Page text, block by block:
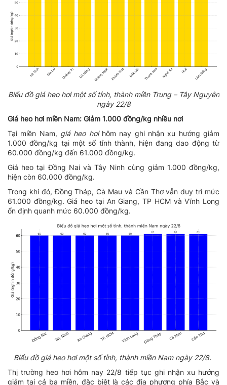
Biểu đồ giá heo hơi một số tỉnh, thành miền Trung – Tây Nguyên
ngày 22/8
Giá heo hơi miền Nam: Giảm 1.000 đồng/kg nhiều nơi
Tại miền Nam, giá heo hơihôm nay ghi nhận xu hướng giảm
1.000 đồng/kg tại một số tỉnh thành, hiện đang dao động từ
60.000 đồng/kg đến 61.000 đồng/kg.
Giá heo tại Đồng Nai và Tây Ninh cùng giảm 1.000 đồng/kg,
hiện còn 60.000 đồng/kg.
Trong khi đó, Đồng Tháp, Cà Mau và Cần Thơ vẫn duy trì mức
61.000 đồng/kg. Giá heo tại An Giang, TP HCM và Vĩnh Long
ổn định quanh mức 60.000 đồng/kg.
Biểu đồ giá heo hơi một số tỉnh, thành miền Nam ngày 22/8.
Thị trường heo hơi hôm nay 22/8 tiếp tục ghi nhận xu hướng
giảm tại cả ba miền, đặc biệt là các địa phương phía Bắc và